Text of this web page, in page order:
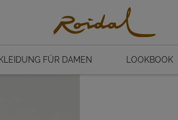
FÜR DAMEN LOOKBOOK